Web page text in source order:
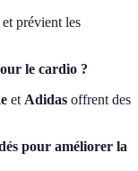
prévient les
le cardio ?
et Adidas offrent des
pour améliorer la